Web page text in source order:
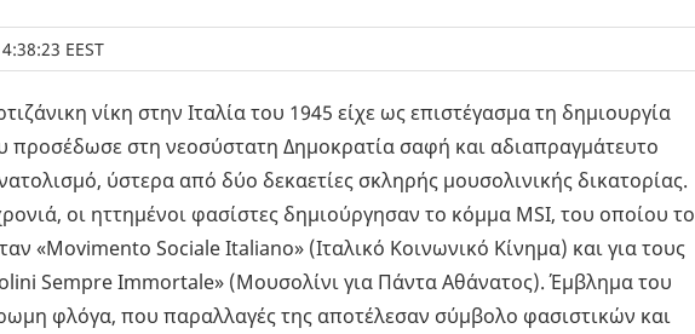
EEST
νίκη στην Ιταλία του 1945 είχε ως επιστέγασμα τη δημιουργία
προσέδωσε στη νεοσύστατη Δημοκρατία σαφή και αδιαπραγμάτευτο
ύστερα από δύο δεκαετίες σκληρής μουσολινικής δικατορίας.
οι ηττημένοι φασίστες δημιούργησαν το κόμμα MSI, του οποίου το
«Movimento Sociale Italiano» (Ιταλικό Κοινωνικό Κίνημα) και για τους
Sempre Immortale» (Μουσολίνι για Πάντα Αθάνατος). Έμβλημα του
φλόγα, που παραλλαγές της αποτέλεσαν σύμβολο φασιστικών και